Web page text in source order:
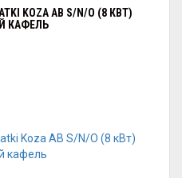
KOZA AB S/N/O (8 КВТ)
КАФЕЛЬ